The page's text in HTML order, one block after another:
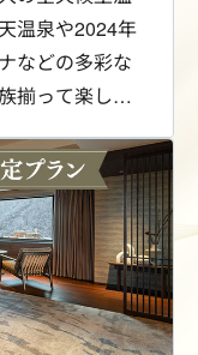
温泉や2024年
などの多彩な
揃って楽しめ